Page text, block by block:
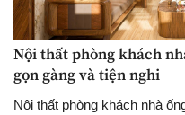
Nội thất phòng khách
gọn gàng và tiện nghi
Nội thất phòng khách nhà